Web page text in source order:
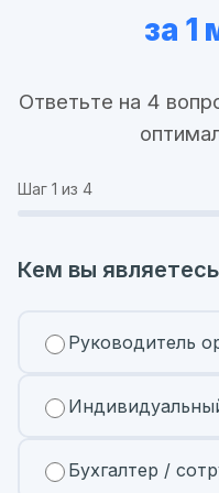
за 1
Ответьте на 4
Шаг 1 из 4
Кем вы
Руководитель
Бухгалтер /